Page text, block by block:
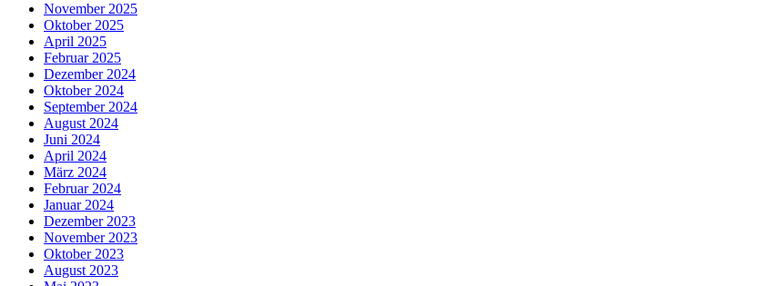
November 2025
Oktober 2025
April 2025
Februar 2025
Dezember 2024
Oktober 2024
September 2024
August 2024
Juni 2024
April 2024
März 2024
Februar 2024
Januar 2024
Dezember 2023
November 2023
Oktober 2023
August 2023